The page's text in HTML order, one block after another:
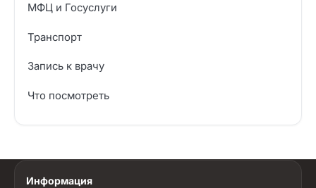
МФЦ и Госуслуги
Транспорт
Запись к врачу
Что посмотреть
Информация